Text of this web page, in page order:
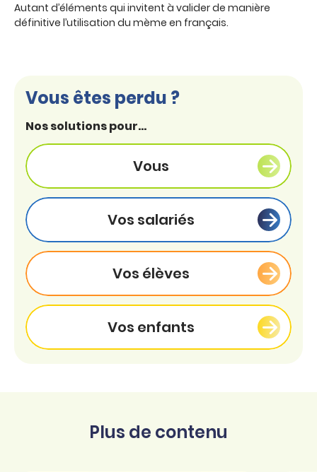
Autant d’éléments qui invitent à valider de manière
définitive l’utilisation du mème en français.
Vous êtes perdu ?
Nos solutions pour...
Vous
Vos salariés
Vos élèves
Vos enfants
Plus de contenu